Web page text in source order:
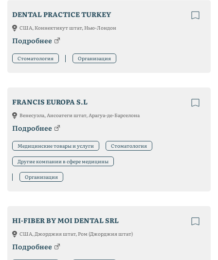
DENTAL PRACTICE TURKEY
США, Коннектикут штат, Нью-Лондон
Подробнее
Стоматология Организация
FRANCIS EUROPA S.L
Венесуэла, Ансоатеги штат, Арагуа-де-Барселона
Подробнее
Медицинские товары и услуги Стоматология
Другие компании в сфере медицины
Организация
HI-FIBER BY MOI DENTAL SRL
США, Джорджия штат, Ром (Джорджия штат)
Подробнее